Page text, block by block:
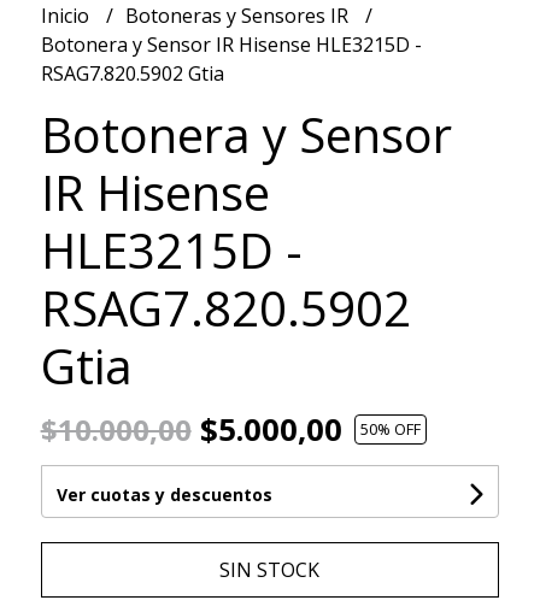
Inicio
Botoneras y Sensores IR
Botonera y Sensor IR Hisense HLE3215D -
RSAG7.820.5902 Gtia
Botonera y Sensor
IR Hisense
HLE3215D -
RSAG7.820.5902
Gtia
$10.000,00$5.000,00 50% OFF
Ver cuotas y descuentos
SIN STOCK